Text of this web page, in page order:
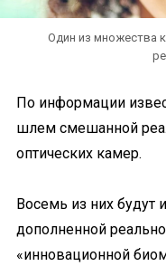
Один из множества
По информации
шлем смешанной
оптических камер.
Восемь из них будут
дополненной
«инновационной